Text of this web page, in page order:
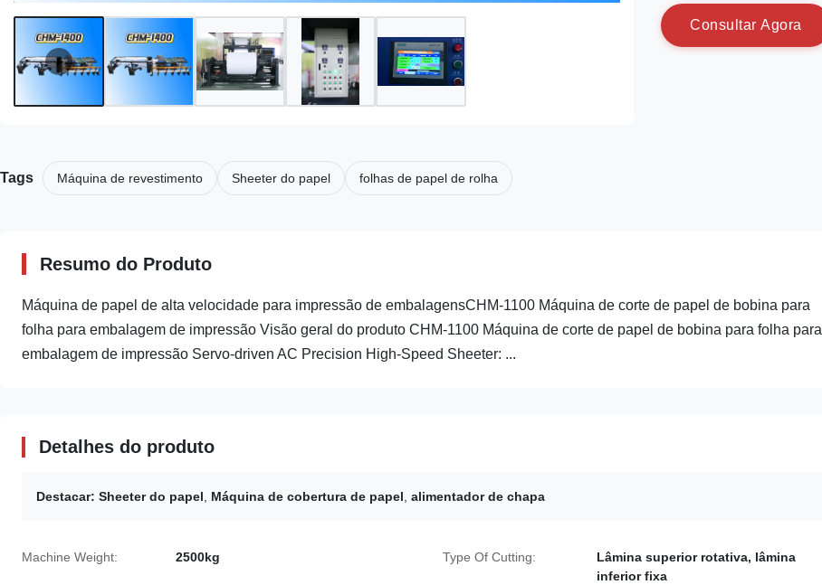
Consu tar Agora
Tags Máquina de revestimento Sheeter do papel folhas de papel de rolha
Resumo do Produto
Máquina de papel de alta velocidade para impressão de embalagensCHM-1100 Máquina de corte de papel de bobina para
folha para embalagem de impressão Visão geral do produto CHM-1100 Máquina de corte de papel de bobina para folha para
embalagem de impressão Servo-driven AC Precision High-Speed Sheeter: ...
Detalhes do produto
Destacar: Sheeter do papel Máquina de cobertura de papel alimentador de chapa
Machine Weight: 2500kg Type Of Cutting:
Lâmina superior rotativa, lâmina
inferior fixa